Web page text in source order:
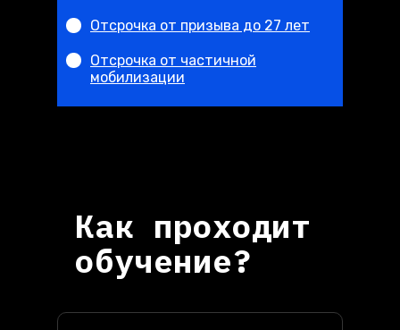
Отсрочка от частичной
мобилизации
Отсрочка от призыва до 27 лет
Как проходит
обучение?